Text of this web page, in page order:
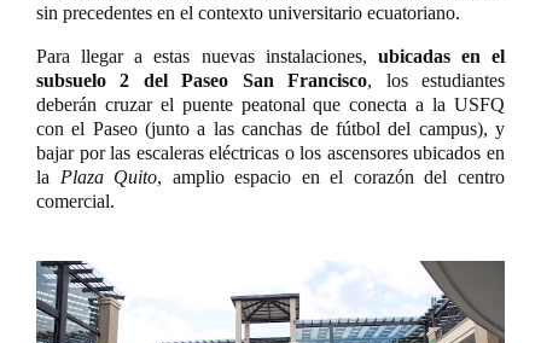
sin precedentes en el contexto universitario ecuatoriano.
Para llegar a estas nuevas instalaciones, ubicadas en el
subsuelo 2 del Paseo San Francisco, los estudiantes
deberán cruzar el puente peatonal que conecta a la USFQ
con el Paseo (junto a las canchas de fútbol del campus), y
bajar por las escaleras eléctricas o los ascensores ubicados en
la Plaza Quito, amplio espacio en el corazón del centro
comercial.